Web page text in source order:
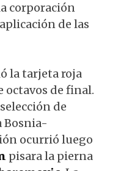
corporación
de las
la tarjeta roja
octavos de final.
de
Bosnia-
ocurrió luego
pisara la pierna